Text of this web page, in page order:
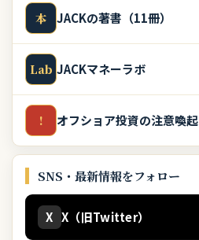
本 JACKの著書（11冊）
Lab JACKマネーラボ
! オフショア投資の注意喚起
SNS・最新情報をフォロー
X X（旧Twitter）